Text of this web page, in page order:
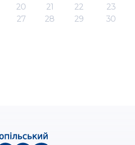
20 21 22
23
27 28 29
30